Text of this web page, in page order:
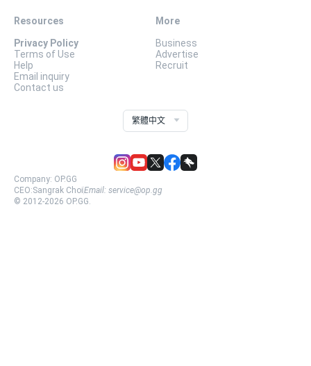
Resources
Privacy Policy
Terms of Use
Help
Email inquiry
Contact us
More
Business
Advertise
Recruit
繁體中文
Company: OP.GG
CEO:Sangrak ChoiEmail: service@op.gg
© 2012-2026 OP.GG.